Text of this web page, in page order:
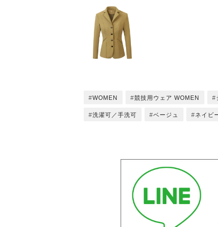
WOMEN 競技用ウェア WOMEN
洗濯可／手洗可 ベージュ ネイビ